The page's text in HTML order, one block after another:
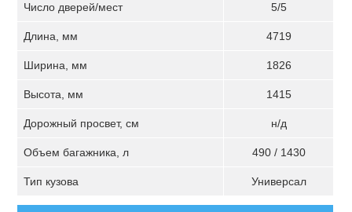
Число дверей/мест 5/5
Длина, мм 4719
Ширина, мм 1826
Высота, мм 1415
Дорожный просвет, см н/д
Объем багажника, л 490 / 1430
Тип кузова Универсал